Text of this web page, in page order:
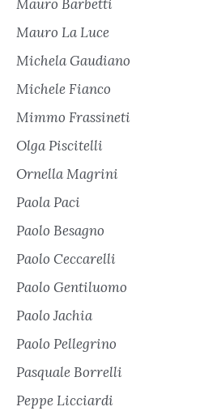
Mauro Barbetti
Mauro La Luce
Michela Gaudiano
Michele Fianco
Mimmo Frassineti
Olga Piscitelli
Ornella Magrini
Paola Paci
Paolo Besagno
Paolo Ceccarelli
Paolo Gentiluomo
Paolo Jachia
Paolo Pellegrino
Pasquale Borrelli
Peppe Licciardi